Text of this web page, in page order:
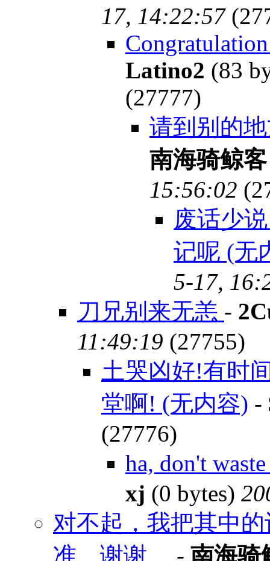
17, 14:22:57
Latino2 (83
(27777)
请到别的
南海骑鲸客
15:56:02
废话少
记呢 (无
5-17,
刀兄别来无恙 -
11:49:19 (27755)
土哭凶好!有时
堂啊! (无内容) -
(27776)
ha, don't
xj (0 bytes)
对不起，我把其中
准。谢谢。 - 南海骑